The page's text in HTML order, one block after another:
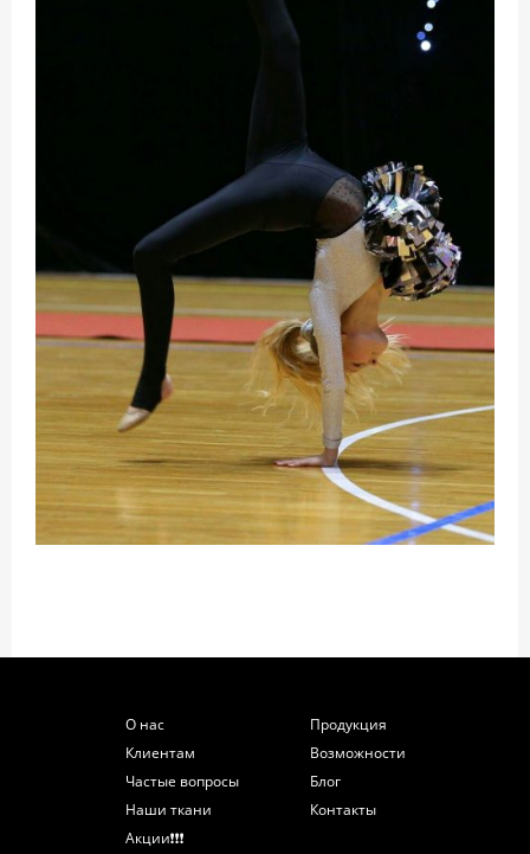
О нас
Клиентам
Частые вопросы
Наши ткани
Акции❗️❗️❗️
Продукция
Возможности
Блог
Контакты